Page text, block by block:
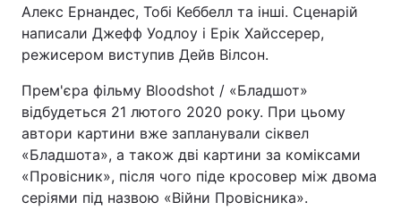
Алекс Ернандес, Тобі Кеббелл та інші. Сценарій
написали Джефф Уодлоу і Ерік Хайссерер,
режисером виступив Дейв Вілсон.
Прем'єра фільму Bloodshot / «Бладшот»
відбудеться 21 лютого 2020 року. При цьому
автори картини вже запланували сіквел
«Бладшота», а також дві картини за коміксами
«Провісник», після чого піде кросовер між двома
серіями під назвою «Війни Провісника».